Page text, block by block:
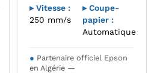
▸ Vitesse :
250 mm/s
▸ Coupe-
papier :
Automatique
● Partenaire officiel Epson
en Algérie —